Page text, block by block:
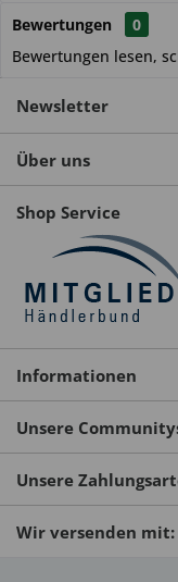
Bewertungen
0
Bewertungen lesen,
Newsletter
Über uns
Shop Service
Informationen
Unsere
Unsere
Wir versenden mit: